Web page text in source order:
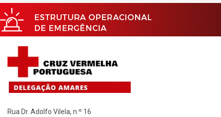
Rua Dr. Adolfo Vilela, n.º 16